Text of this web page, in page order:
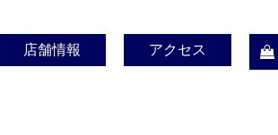
店舗情報 アクセス